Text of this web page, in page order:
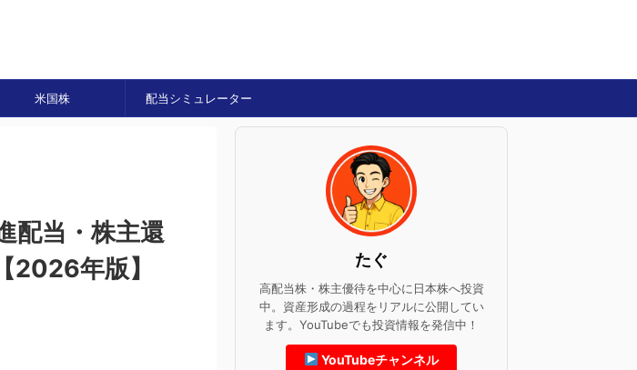
米国株 配当シミュレーター
配当・株主還
2026年版】
たぐ
高配当株・株主優待を中心に日本株へ投資
中。資産形成の過程をリアルに公開してい
ます。YouTubeでも投資情報を発信中！
YouTubeチャンネル